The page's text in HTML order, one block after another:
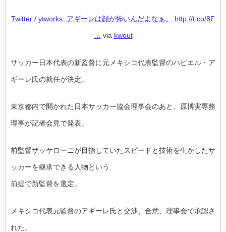
Twitter / ytworks: アギーレは顔が怖いんだよなぁ。 http://t.co/8F
via kwout
サッカー日本代表の新監督に元メキシコ代表監督のハビエル・ア
ギーレ氏の就任が決定。
東京都内で開かれた日本サッカー協会理事会のあと、原博実専務
理事が記者会見で発表。
前監督ザッケローニが目指していたスピードと技術を生かしたサ
ッカーを継承できる人物という
前提で新監督を選定。
メキシコ代表元監督のアギーレ氏と交渉、合意、理事会で承認さ
れた。